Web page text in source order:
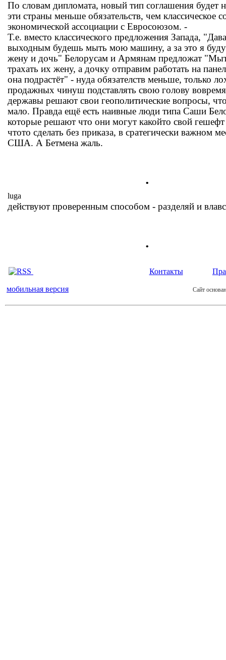
По словам дипломата, новый тип соглашения будет
эти страны меньше обязательств, чем классическое
экономической ассоциации с Евросоюзом. -
Т.е. вместо классического предложения Запада,
выходным будешь мыть мою машину, а за это я буду
жену и дочь" Белорусам и Армянам предложат
трахать их жену, а дочку отправим работать на
она подрастёт" - нуда обязателств меньше, только
продажных чинуш подставлять свою голову вовремя
державы решают свои геополитические вопросы,
мало. Правда ещё есть наивные люди типа Саши
которые решают что они могут какойто свой
чтото сделать без приказа, в сратегически важном
США. А Бетмена жаль.
.
luga
действуют проверенным способом - разделяй и
.
Контакты
мобильная версия Сайт